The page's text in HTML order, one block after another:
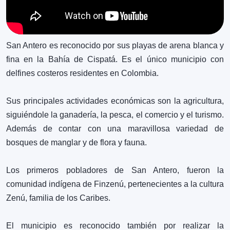
Ver más
❮ ❯
Antero
Sitios
Ver más
❮ ❯
Ciénaga de la
0
San Antero es reconocido por sus playas de arena blanca y
fina en la Bahía de Cispatá. Es el único municipio con
delfines costeros residentes en Colombia.
Sus principales actividades económicas son la agricultura,
siguiéndole la ganadería, la pesca, el comercio y el turismo.
Además de contar con una maravillosa variedad de
bosques de manglar y de flora y fauna.
Los primeros pobladores de San Antero, fueron la
comunidad indígena de Finzenú, pertenecientes a la cultura
Zenú, familia de los Caribes.
El municipio es reconocido también por realizar la